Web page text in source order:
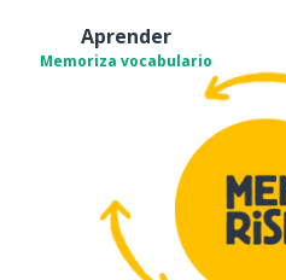
Aprender
Memoriza vocabulario